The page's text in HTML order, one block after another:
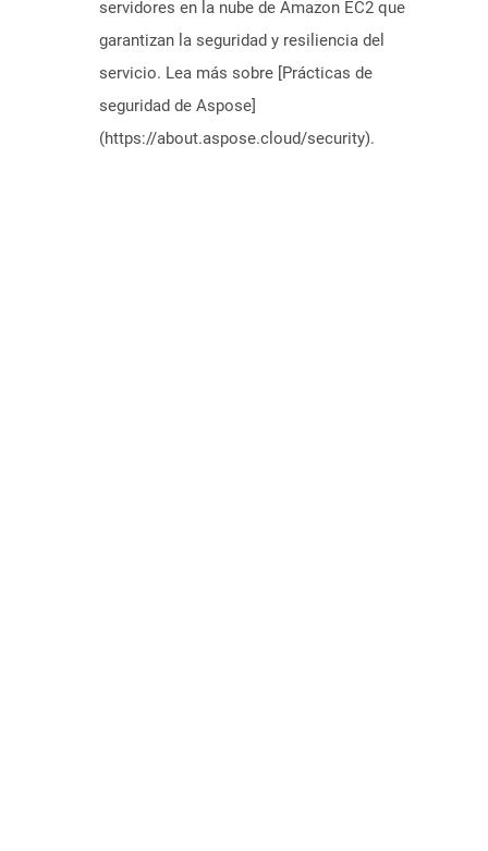
servidores en la nube de Amazon EC2 que
garantizan la seguridad y resiliencia del
servicio. Lea más sobre [Prácticas de
seguridad de Aspose]
(https://about.aspose.cloud/security).